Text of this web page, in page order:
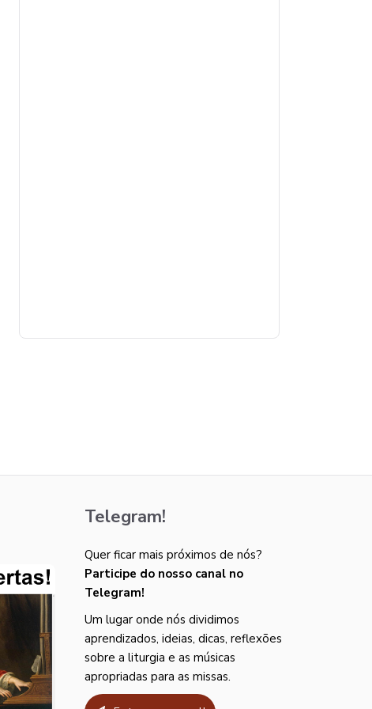
Telegram!
Quer ficar mais próximos de nós?
Participe do nosso canal no
Telegram!
Um lugar onde nós dividimos
aprendizados, ideias, dicas, reflexões
sobre a liturgia e as músicas
apropriadas para as missas.